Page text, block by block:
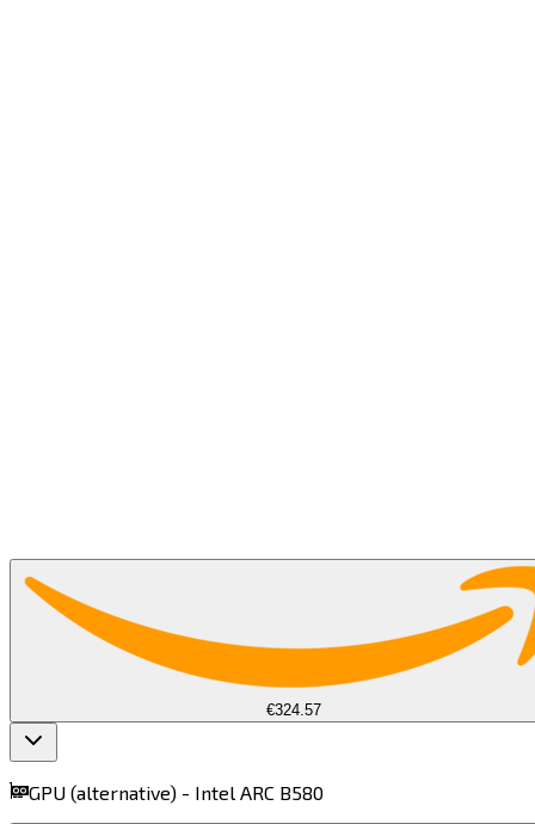
€324.57
GPU (alternative) - Intel ARC B580​​​​‌ ‍ ​‍​‍‌‍ ‌ ​‍‌‍‍‌‌‍‌ ‌‍‍‌‌‍ ‍​‍​‍​ ‍‍​‍​‍‌ ​ ‌‍​‌‌‍ ‍‌‍‍‌‌ ‌​‌ ‍‌​‍ ‍‌‍‍‌‌‍ ​‍​‍​‍ ​​‍​‍‌‍‍​‌ ​‍‌‍‌‌‌‍‌‍​‍​‍​ ‍‍​‍​‍​‍ ‌‍​‌‌‍‌​‌‍ ‌‌‍‍‌‌‍ ‍​‍ ‌‍‍‌‌‍ ‍‌ ‌​‌‍‌‌‌‍ ‍‌ ‌​​‍ ‌‍‌‌‌‍‌​‌‍‍‌‌ ‌​​‍ ‌‍ ‌‌‍ ‌‍‌​‌‍‌‌​ ‌‌ ​​‌ ​‍‌‍‌‌‌ ​ ‌‍‌‌‌‍ ‍‌ ‌​‌‍​‌‌ ‌​‌‍‍‌‌‍ ‌‍ ‍​ ‍ ‌‍‍‌‌‍‌​​ ‌‌‍‌‍​ ​​‌‍​‌​ ‍‌​ ​​​ ‌​​ ​‌‌‍​ ​‍ ‌​ ‌​‌‍‌‌​ ‌‌‌‍‌​​‍ ‌​ ‌​‌‍‌​‌‍‌​​ ‌​​‍ ‌‌‍​‍​ ‌ ‌‍‌‍​ ​‌​‍ ‌‌‍​ ​ ​‌​ ‌‍​ ‍​‌‍‌​​ ‌‌‌‍‌‌​ ‌‌​ ‍‌​ ​​​ ​​​ ​‌​ ‍ ‌ ‌​‌ ‍‌‌ ​​‌‍‌‌​ ‌‌‍‌ ‌ ​​‌ ‌‌​ ‍ ‌ ​​‌‍​‌‌ ‌​‌‍‍​​ ‌‌‍ ‍‌‍​‌‌‍ ‌‌‍‌‌​ ‌‍​‍‌‍​‌‌ ​ ‌‍‌‌‌‌‌‌‌ ​‍‌‍ ​​ ‌​‍‌‌​ ​‍‌​‌‍‌‍​‌‌‍‌​‌‍ ‌‌‍‍‌‌‍ ‍​‍‌‍‌‍‍‌‌‍‌​​ ‌‌‍‌‍​ ​​‌‍​‌​ ‍‌​ ​​​ ‌​​ ​‌‌‍​ ​‍ ‌​ ‌​‌‍‌‌​ ‌‌‌‍‌​​‍ ‌​ ‌​‌‍‌​‌‍‌​​ ‌​​‍ ‌‌‍​‍​ ‌ ‌‍‌‍​ ​‌​‍ ‌‌‍​ ​ ​‌​ ‌‍​ ‍​‌‍‌​​ ‌‌‌‍‌‌​ ‌‌​ ‍‌​ ​​​ ​​​ ​‌​‍‌‍‌ ‌​‌ ‍‌‌ ​​‌‍‌‌​ ‌‌‍‌ ‌ ​​‌ ‌‌​‍‌‍‌ ​​‌‍​‌‌ ‌​‌‍‍​​ ‌‌‍ ‍‌‍​‌‌‍ ‌‌‍‌‌​‍‌‍‌ ​​‌‍‌‌‌ ​‍‌ ​ ‌ ​​‌‍‌‌‌‍​ ‌ ‌​‌‍‍‌‌ ‌‍‌‍‌‌​ ‌‌ ​​‌ ‌‌‌‍​‍‌‍ ​‌‍‍‌‌ ​ ‌‍‍​‌‍‌‌‌‍‌​​‍​‍‌ ‌